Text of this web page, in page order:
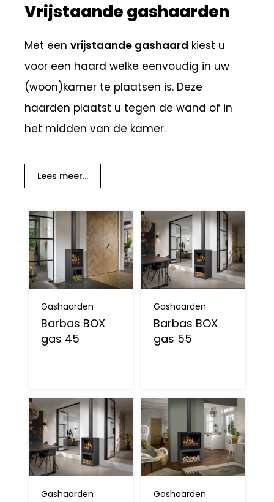
Vrijstaande gashaarden
Met een vrijstaande gashaard kiest u
voor een haard welke eenvoudig in uw
(woon)kamer te plaatsen is. Deze
haarden plaatst u tegen de wand of in
het midden van de kamer.
Lees meer...
Gashaarden
Barbas BOX
gas 45
Gashaarden
Barbas BOX
gas 55
Gashaarden Gashaarden